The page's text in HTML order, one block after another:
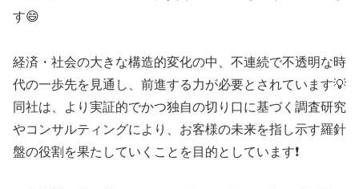
す😄
経済・社会の大きな構造的変化の中、不連続で不透明な時
代の一歩先を見通し、前進する力が必要とされています💡
同社は、より実証的でかつ独自の切り口に基づく調査研究
やコンサルティングにより、お客様の未来を指し示す羅針
盤の役割を果たしていくことを目的としています❗